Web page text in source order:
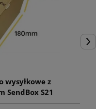
wysyłkowe z
SendBox S21